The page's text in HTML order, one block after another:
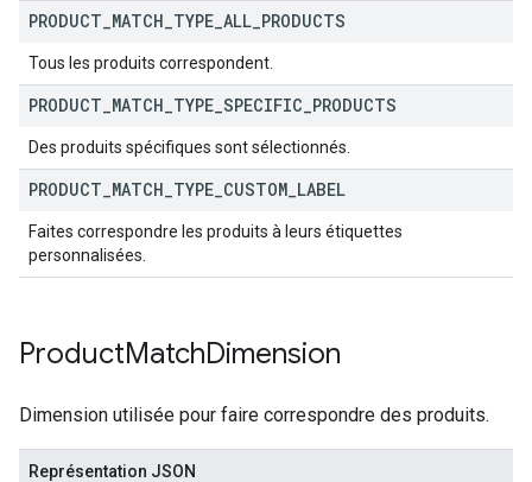
PRODUCT MATCH TYPE ALL PRODUCTS
Tous les produits correspondent.
PRODUCT MATCH TYPE SPECIFIC PRODUCTS
Des produits spécifiques sont sélectionnés.
PRODUCT MATCH TYPE CUSTOM LABEL
Faites correspondre les produits à leurs étiquettes
personnalisées.
ProductMatchDimension
Dimension utilisée pour faire correspondre des produits.
Représentation JSON